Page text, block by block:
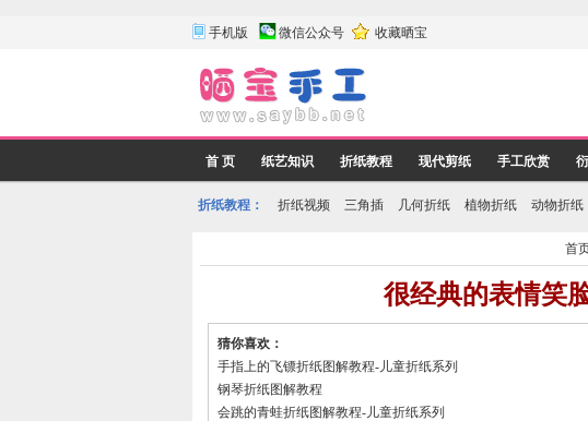
手机版 微信公众号 收藏晒宝
首 页 纸艺知识 折纸教程 现代剪纸 手工欣赏
折纸教程： 折纸视频 三角插 几何折纸 植物折纸 动物折纸
首
很经典的表情笑
猜你喜欢：
手指上的飞镖折纸图解教程-儿童折纸系列
钢琴折纸图解教程
会跳的青蛙折纸图解教程-儿童折纸系列